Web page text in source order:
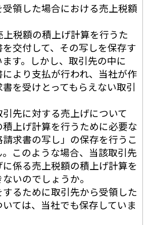
受領した場合における売上税額
税額の積上げ計算を行うた
交付して、その写しを保存す
す。しかし、取引先の中に
より支払が行われ、当社が作
を受けとってもらえない取引
先に対する売上げについて
上げ計算を行うために必要な
請求書の写し」の保存を行うこ
。このような場合、当該取引先
係る売上税額の積上げ計算を
いのでしょうか。
るために取引先から受領した
ては、当社でも保存していま